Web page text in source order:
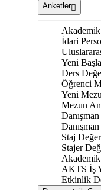
Anketler
İdari
Yeni
Ders
Öğrenci
Yeni
Mezun
Staj
Stajer
AKTS İş
Etkinlik